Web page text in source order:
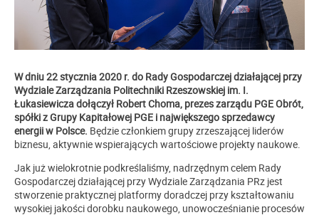
W dniu 22 stycznia 2020 r. do Rady Gospodarczej działającej przy
Wydziale Zarządzania Politechniki Rzeszowskiej im. I.
Łukasiewicza dołączył Robert Choma, prezes zarządu PGE Obrót,
spółki z Grupy Kapitałowej PGE i największego sprzedawcy
energii w Polsce. Będzie członkiem grupy zrzeszającej liderów
biznesu, aktywnie wspierających wartościowe projekty naukowe.
Jak już wielokrotnie podkreślaliśmy, nadrzędnym celem Rady
Gospodarczej działającej przy Wydziale Zarządzania PRz jest
stworzenie praktycznej platformy doradczej przy kształtowaniu
wysokiej jakości dorobku naukowego, unowocześnianie procesów